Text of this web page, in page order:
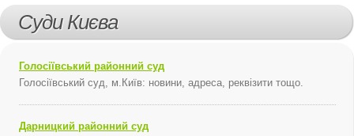
Суди Києва
Голосіївський районний суд
Голосіївський суд, м.Київ: новини, адреса, реквізити тощо.
Дарницкий районний суд